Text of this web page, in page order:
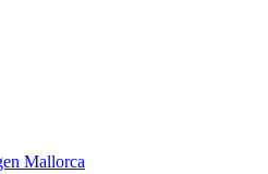
Mallorca